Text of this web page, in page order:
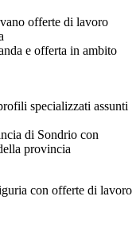
offerte di lavoro
e offerta in ambito
specializzati assunti
di Sondrio con
provincia
con offerte di lavoro